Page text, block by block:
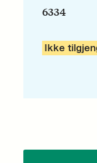
6334
Ikke